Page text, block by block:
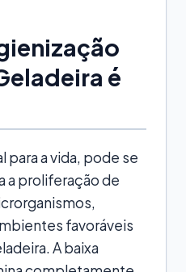
é
para a vida, pode se
a proliferação de
favoráveis
A baixa